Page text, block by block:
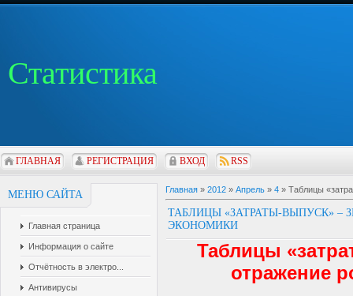
Статистика
ГЛАВНАЯ РЕГИСТРАЦИЯ ВХОД RSS
МЕНЮ САЙТА
Главная страница
Информация о сайте
Отчётность в электро...
Антивирусы
Главная » 2012 » Апрель » 4 » Таблицы
ТАБЛИЦЫ «ЗАТРАТЫ-ВЫПУСК» –
ЭКОНОМИКИ
Таблицы
отражение